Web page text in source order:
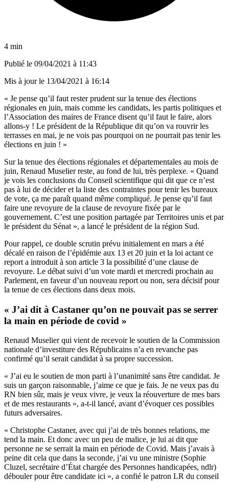
4 min
Publié le 09/04/2021 à 11:43
Mis à jour le 13/04/2021 à 16:14
« Je pense qu’il faut rester prudent sur la tenue des élections
régionales en juin, mais comme les candidats, les partis politiques et
l’Association des maires de France disent qu’il faut le faire, alors
allons-y ! Le président de la République dit qu’on va rouvrir les
terrasses en mai, je ne vois pas pourquoi on ne pourrait pas tenir les
élections en juin ! »
Sur la tenue des élections régionales et départementales au mois de
juin, Renaud Muselier reste, au fond de lui, très perplexe. « Quand
je vois les conclusions du Conseil scientifique qui dit que ce n’est
pas à lui de décider et la liste des contraintes pour tenir les bureaux
de vote, ça me paraît quand même compliqué. Je pense qu’il faut
faire une revoyure de la clause de revoyure fixée par le
gouvernement. C’est une position partagée par Territoires unis et par
le président du Sénat », a lancé le président de la région Sud.
Pour rappel, ce double scrutin prévu initialement en mars a été
décalé en raison de l’épidémie aux 13 et 20 juin et la loi actant ce
report a introduit à son article 3 la possibilité d’une clause de
revoyure. Le débat suivi d’un vote mardi et mercredi prochain au
Parlement, en faveur d’un nouveau report ou non, sera décisif pour
la tenue de ces élections dans deux mois.
« J’ai dit à Castaner qu’on ne pouvait pas se serrer
la main en période de covid »
Renaud Muselier qui vient de recevoir le soutien de la Commission
nationale d’investiture des Républicains n’a en revanche pas
confirmé qu’il serait candidat à sa propre succession.
« J’ai eu le soutien de mon parti à l’unanimité sans être candidat. Je
suis un garçon raisonnable, j’aime ce que je fais. Je ne veux pas du
RN bien sûr, mais je veux vivre, je veux la réouverture de mes bars
et de mes restaurants », a-t-il lancé, avant d’évoquer ces possibles
futurs adversaires.
« Christophe Castaner, avec qui j’ai de très bonnes relations, me
tend la main. Et donc avec un peu de malice, je lui ai dit que
personne ne se serrait la main en période de Covid. Mais j’avais à
peine dit cela que dans la seconde, j’ai vu une ministre (Sophie
Cluzel, secrétaire d’État chargée des Personnes handicapées, ndlr)
débouler pour être candidate ici », a confié le patron LR du conseil